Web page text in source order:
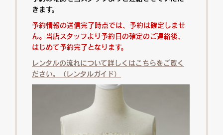
きます。
予約情報の送信完了時点では、予約は確定しませ
ん。当店スタッフより予約日の確定のご連絡後、
はじめて予約完了となります。
レンタルの流れについて詳しくはこちらをご覧く
ださい。（レンタルガイド）